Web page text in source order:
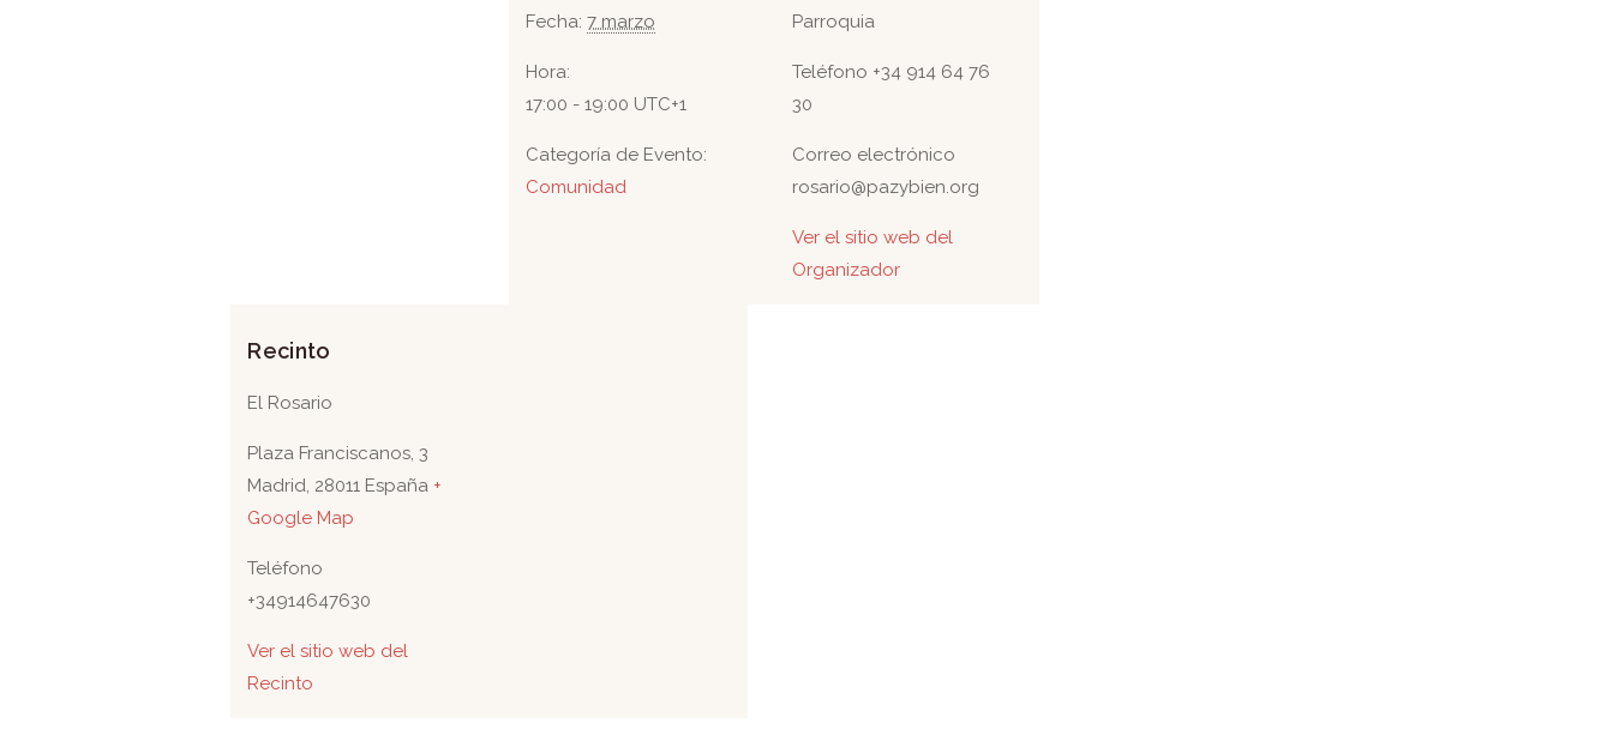
Fecha: 7 marzo
Hora:
17:00 - 19:00 UTC+1
Categoría de Evento:
Comunidad
Parroquia
Teléfono +34 914 64 76
30
Correo electrónico
rosario@pazybien.org
Ver el sitio web del
Organizador
Recinto
El Rosario
Plaza Franciscanos, 3
Madrid, 28011 España +
Google Map
Teléfono
+34914647630
Ver el sitio web del
Recinto